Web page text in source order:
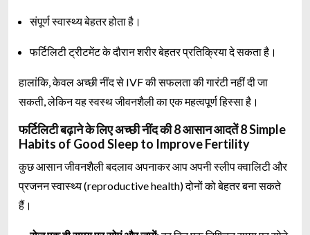
संपूर्ण स्वास्थ्य बेहतर होता है।
फर्टिलिटी ट्रीटमेंट के दौरान शरीर बेहतर प्रतिक्रिया दे सकता है।
हालांकि, केवल अच्छी नींद से IVF की सफलता की गारंटी नहीं दी जा
सकती, लेकिन यह स्वस्थ जीवनशैली का एक महत्वपूर्ण हिस्सा है।
फर्टिलिटी बढ़ाने के लिए अच्छी नींद की 8 आसान आदतें 8 Simple
Habits of Good Sleep to Improve Fertility
कुछ आसान जीवनशैली बदलाव अपनाकर आप अपनी स्लीप क्वालिटी और
प्रजनन स्वास्थ्य (reproductive health) दोनों को बेहतर बना सकते
हैं।